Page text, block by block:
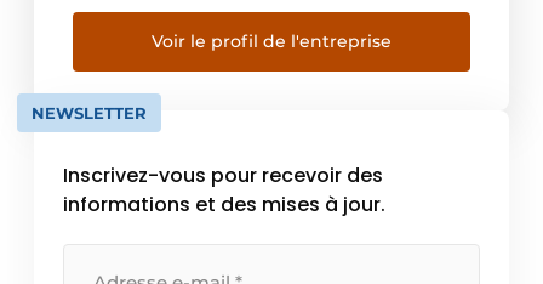
laminage et peinture par poudre. Toutes ces
opérations sont réalisées entièrement en
interne par une équipe de professionnels et
des machines de haute technologie. Grands
[…]
Voir le profil de l'entreprise
NEWSLETTER
Inscrivez-vous pour recevoir des
informations et des mises à jour.